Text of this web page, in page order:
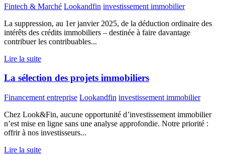
Fintech & Marché Lookandfin investissement immobilier
La suppression, au 1er janvier 2025, de la déduction ordinaire des
intérêts des crédits immobiliers – destinée à faire davantage
contribuer les contribuables...
Lire la suite
La sélection des projets immobiliers
Financement entreprise Lookandfin investissement immobilier
Chez Look&Fin, aucune opportunité d’investissement immobilier
n’est mise en ligne sans une analyse approfondie. Notre priorité :
offrir à nos investisseurs...
Lire la suite